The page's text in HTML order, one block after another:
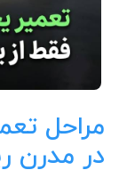
مراحل
در مدرن